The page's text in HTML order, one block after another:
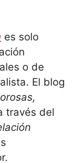
es solo
o de
El blog
través del